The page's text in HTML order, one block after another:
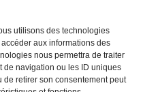
utilisons des technologies
aux informations des
nous permettra de traiter
de navigation ou les ID uniques
de retirer son consentement peut